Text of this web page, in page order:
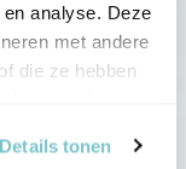
analyse. Deze
met andere
die ze hebben
Details tonen